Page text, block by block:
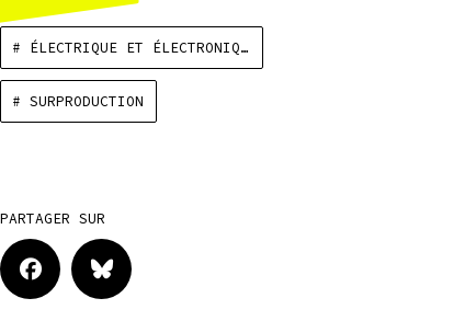
# ÉLECTRIQUE ET ÉLECTRONIQUE
# SURPRODUCTION
PARTAGER SUR